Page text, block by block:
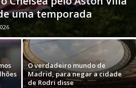
uma temporada
O verdadeiro mundo de
Madrid, para negar a cidade
de Rodri disse